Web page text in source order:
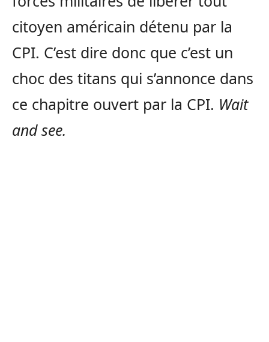
citoyen américain détenu par la
CPI. C’est dire donc que c’est un
choc des titans qui s’annonce dans
ce chapitre ouvert par la CPI. Wait
and see.